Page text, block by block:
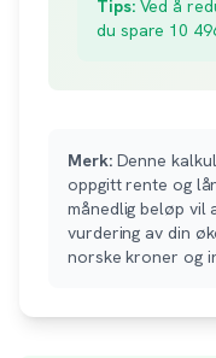
Tips:Ved å
du spare 10
Merk:Denne
oppgitt rente og
månedlig beløp vil
vurdering av din
norske kroner og